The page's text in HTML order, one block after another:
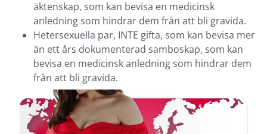
äktenskap, som kan bevisa en medicinsk
anledning som hindrar dem från att bli gravida.
Hetersexuella par, INTE gifta, som kan bevisa mer
än ett års dokumenterad samboskap, som kan
bevisa en medicinsk anledning som hindrar dem
från att bli gravida.